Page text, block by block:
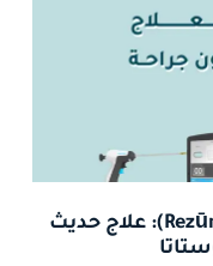
عملية التبخير بالبخار المائي (Rezūm): علاج حديث